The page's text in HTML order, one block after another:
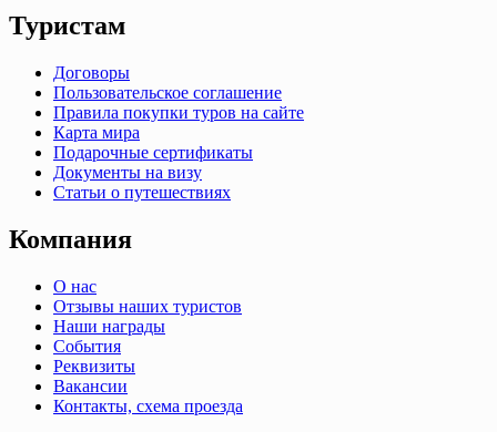
Туристам
Договоры
Пользовательское соглашение
Правила покупки туров на сайте
Карта мира
Подарочные сертификаты
Документы на визу
Статьи о путешествиях
Компания
О нас
Отзывы наших туристов
Наши награды
События
Реквизиты
Вакансии
Контакты, схема проезда